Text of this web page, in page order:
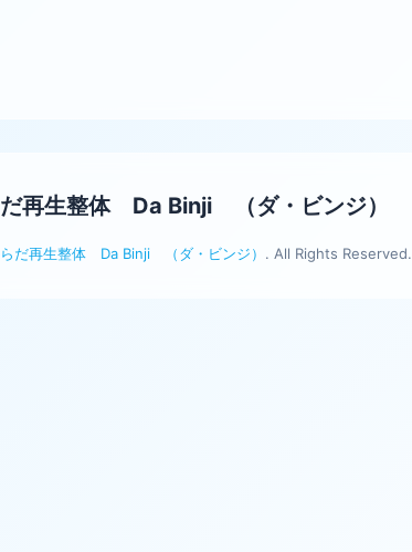
再生整体 Da Binji （ダ・ビンジ）
だ再生整体 Da Binji （ダ・ビンジ） . All Rights Reserved.